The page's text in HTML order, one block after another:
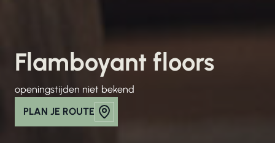
Flamboyant floors
openingstijden niet bekend
PLAN JE ROUTE